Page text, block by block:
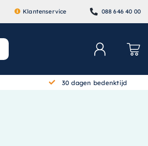
Klantenservice 088 646 40 00
30 dagen bedenktijd